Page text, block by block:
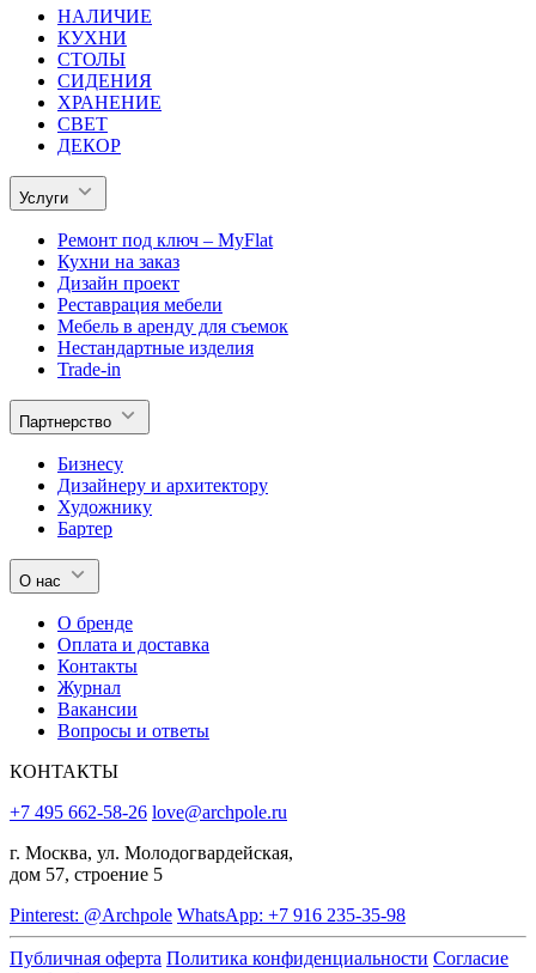
НАЛИЧИЕ
КУХНИ
СТОЛЫ
СИДЕНИЯ
ХРАНЕНИЕ
СВЕТ
ДЕКОР
Услуги
Ремонт под ключ – MyFlat
Кухни на заказ
Дизайн проект
Реставрация мебели
Мебель в аренду для съемок
Нестандартные изделия
Trade-in
Партнерство
Бизнесу
Дизайнеру и архитектору
Художнику
Бартер
О нас
О бренде
Оплата и доставка
Контакты
Журнал
Вакансии
Вопросы и ответы
КОНТАКТЫ
+7 495 662-58-26 love@archpole.ru
г. Москва, ул. Молодогвардейская,
дом 57, строение 5
Pinterest: @Archpole WhatsApp: +7 916 235-35-98
Публичная оферта Политика конфиденциальности Согласие